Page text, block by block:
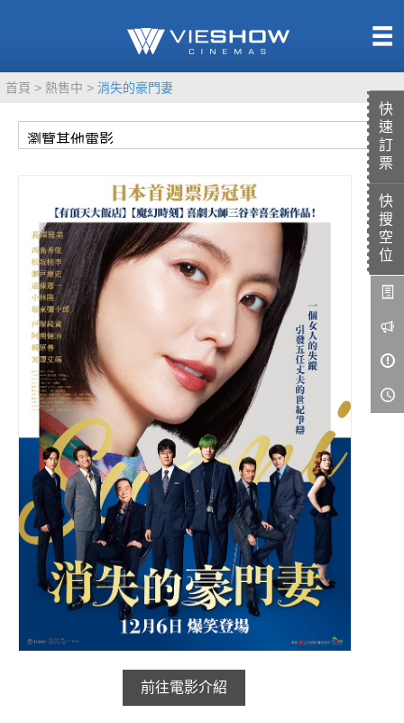
快
速
訂
票
快
搜
空
位
首頁 熱售中 消失的豪門妻
前往電影介紹
TITAN SCREEN
MUCROWN
IMAX
4DX
VR 演唱會
GOLD CLASS
AD口述影像
LIVE演唱會
影城餐飲
UNICORN
影城公告
影城活動
中獎名單
合作夥伴
商家介紹
加入iShow
會員Q&A